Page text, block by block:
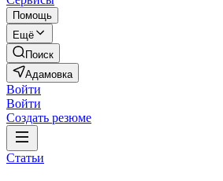
Помощь
Ещё
Поиск
Адамовка
Войти
Войти
Создать резюме
Статьи